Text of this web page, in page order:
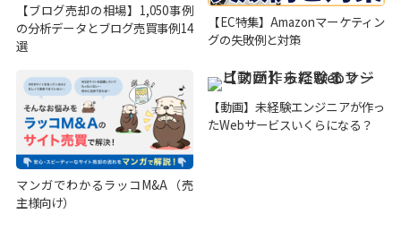
【ブログ売却の相場】1,050事例
の分析データとブログ売買事例14
選
【EC特集】Amazonマーケティン
グの失敗例と対策
マンガでわかるラッコM&A（売
主様向け）
【動画】未経験エンジニアが作っ
たWebサービスいくらになる？